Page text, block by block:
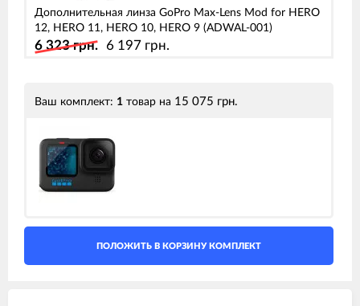
Дополнительная линза GoPro Max-Lens Mod for HERO
12, HERO 11, HERO 10, HERO 9 (ADWAL-001)
6 323 грн. 6 197 грн.
4 649 грн. 4 556 грн.
2 599 грн. 2 547 грн.
Ваш комплект: 1 товар на 15 075 грн.